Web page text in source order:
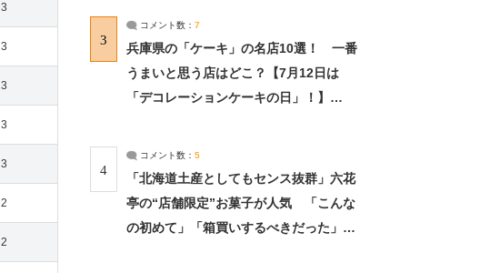
3
3
3
3
3
2
2
3
コメント数： 7
兵庫県の「ケーキ」の名店10選！ 一番
うまいと思う店はどこ？【7月12日は
「デコレーションケーキの日」！】
4
コメント数： 5
「北海道土産としてもセンス抜群」六花
亭の“店舗限定”お菓子が人気 「こんな
の初めて」「箱買いするべきだった」